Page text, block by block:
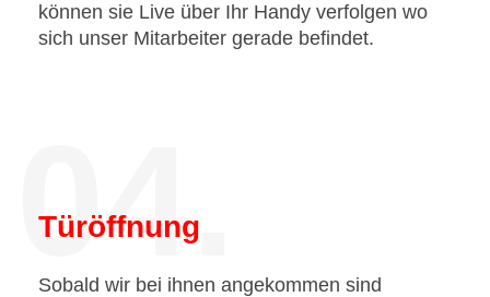
können sie Live über Ihr Handy verfolgen wo
sich unser Mitarbeiter gerade befindet.
04.
Türöffnung
Sobald wir bei ihnen angekommen sind